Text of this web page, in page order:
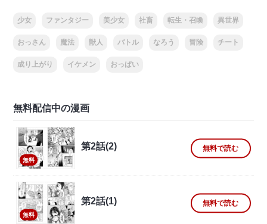
少女 ファンタジー 美少女 社畜 転生・召喚 異世界
おっさん 魔法 獣人 バトル なろう 冒険 チート
成り上がり イケメン おっぱい
無料配信中の漫画
無料
第2話(2) 無料で読む
無料
第2話(1) 無料で読む